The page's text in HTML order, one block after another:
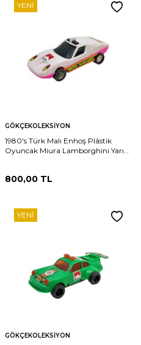
YENI
GÖKÇEKOLEKSIYON
1980's Türk Malı Enhoş Plâstik
Oyuncak Miura Lamborghini Yarış
800,00 TL
YENI
GÖKÇEKOLEKSIYON